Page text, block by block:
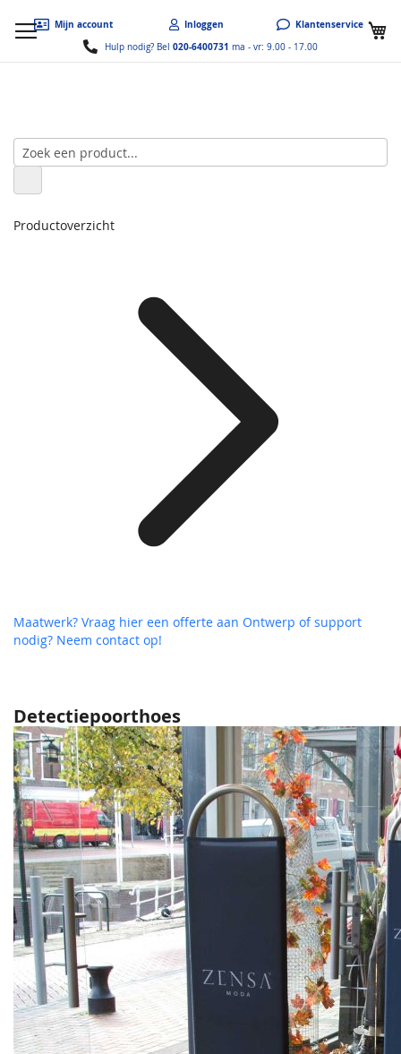
Mijn account Inloggen Klantenservice
Hulp nodig? Bel 020-6400731 ma - vr: 9.00 - 17.00
Detectiepoorthoes
Productoverzicht
Maatwerk? Vraag hier een offerte aan Ontwerp of support
nodig? Neem contact op!